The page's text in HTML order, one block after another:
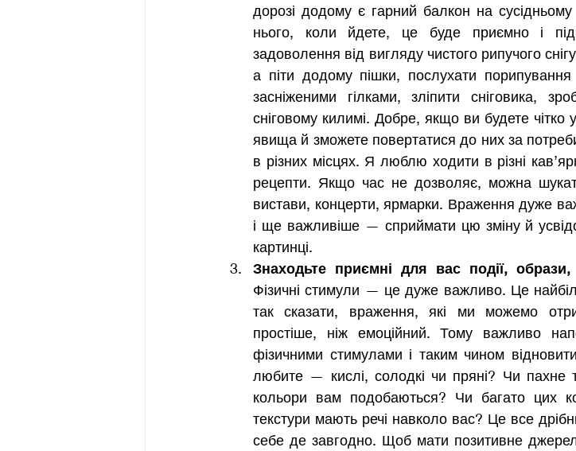
дорозі додому є гарний балкон на
нього, коли йдете, це буде приємно і
задоволення від вигляду чистого рипучого
а піти додому пішки, послухати
засніженими гілками, зліпити сніговика,
сніговому килимі. Добре, якщо ви будете чітко
явища й зможете повертатися до них за
в різних місцях. Я люблю ходити в різні
рецепти. Якщо час не дозволяє, можна
вистави, концерти, ярмарки. Враження дуже
і ще важливіше — сприймати цю зміну й
картинці.
Знаходьте приємні для вас події,
Фізичні стимули — це дуже важливо. Це
так сказати, враження, які ми можемо
простіше, ніж емоційний. Тому важливо
фізичними стимулами і таким чином
любите — кислі, солодкі чи пряні? Чи пахне
кольори вам подобаються? Чи багато цих
текстури мають речі навколо вас? Це все